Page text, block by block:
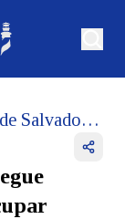
Prefeitura de Salvador consegue autorização judicial para ocupar imóvel no Centro Histórico